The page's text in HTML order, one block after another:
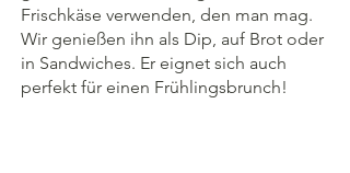
Frischkäse verwenden, den man mag.
Wir genießen ihn als Dip, auf Brot oder
in Sandwiches. Er eignet sich auch
perfekt für einen Frühlingsbrunch!